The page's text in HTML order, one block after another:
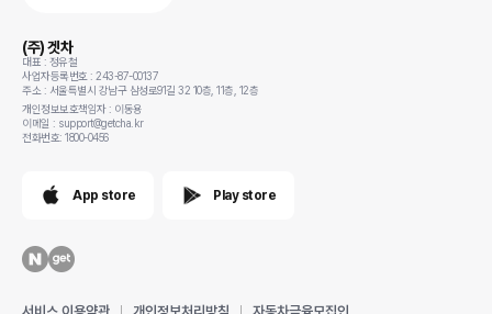
(주) 겟차
대표 : 정유철
사업자등록번호 : 243-87-00137
주소 : 서울특별시 강남구 삼성로91길 32 10층, 11층, 12층
개인정보보호책임자 : 이동용
이메일 : support@getcha.kr
전화번호: 1800-0456
App store Play store